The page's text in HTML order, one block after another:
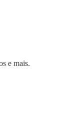
e mais.